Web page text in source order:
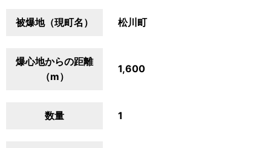
被爆地（現町名） 松川町
爆心地からの距離
（m）
1,600
数量 1